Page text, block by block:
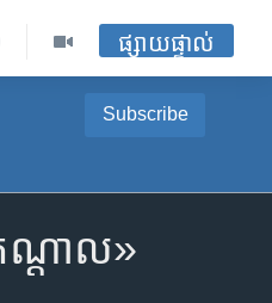
ផ្សាយផ្ទាល់
Subscribe
ណ្ដាល»